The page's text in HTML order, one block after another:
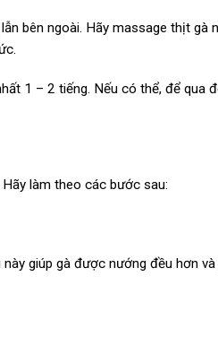
bên ngoài. Hãy massage thịt gà
1 – 2 tiếng. Nếu có thể, để qua
làm theo các bước sau:
giúp gà được nướng đều hơn